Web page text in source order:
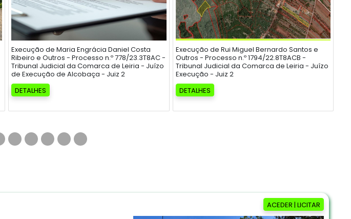
Execução de Maria Engrácia Daniel Costa
Ribeiro e Outros - Processo n.º 778/23.3T8AC -
Tribunal Judicial da Comarca de Leiria - Juízo
de Execução de Alcobaça - Juiz 2
DETALHES
Execução de Rui Miguel Bernardo Santos e
Outros - Processo n.º 1794/22.8T8ACB -
Tribunal Judicial da Comarca de Leiria - Juízo
Execução - Juiz 2
DETALHES
ACEDER | LICITAR